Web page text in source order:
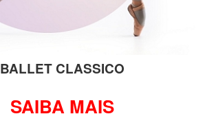
BALLET CLASSICO
SAIBA MAIS